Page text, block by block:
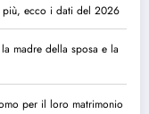
più, ecco i dati del 2026
madre della sposa e la
per il loro matrimonio